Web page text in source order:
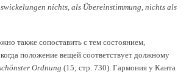
nichts, als Übereinstimmung, nichts als
также сопоставить с тем состоянием,
положение вещей соответствует должному
Ordnung (15; стр. 730). Гармония у Канта